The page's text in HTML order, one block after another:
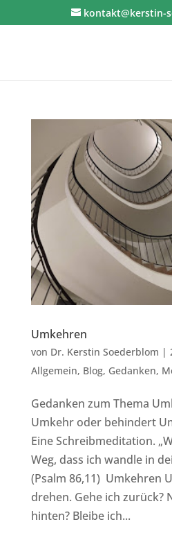
kontakt@kerstin-
Umkehren
von Dr. Kerstin Soederblom |
Allgemein, Blog, Gedanken,
Gedanken zum Thema
Umkehr oder behindert
Eine Schreibmeditation.
Weg, dass ich wandle in
(Psalm 86,11) Umkehren
drehen. Gehe ich zurück?
hinten? Bleibe ich...